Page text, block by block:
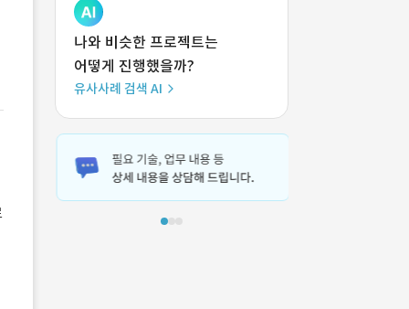
나와 비슷한 프로젝트는
어떻게 진행했을까?
유사사례 검색 AI